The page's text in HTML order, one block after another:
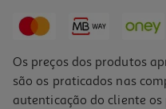
Os preços dos produtos
são os praticados nas
autenticação do cliente os